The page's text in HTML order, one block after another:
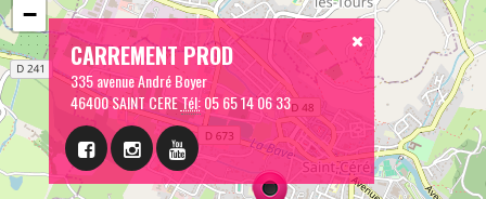
CARREMENT PROD
335 avenue André Boyer
46400 SAINT CERETél:05 65 14 06 33
−